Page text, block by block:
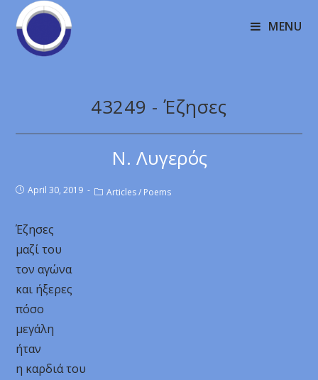
MENU
43249 - Έζησες
Ν. Λυγερός
April 30, 2019 Articles / Poems
Έζησες
μαζί του
τον αγώνα
και ήξερες
πόσο
μεγάλη
ήταν
η καρδιά του